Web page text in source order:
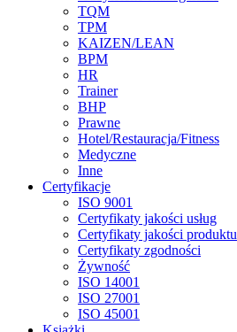
TQM
TPM
KAIZEN/LEAN
BPM
HR
Trainer
BHP
Prawne
Hotel/Restauracja/Fitness
Medyczne
Inne
Certyfikacje
ISO 9001
Certyfikaty jakości usług
Certyfikaty jakości produktu
Certyfikaty zgodności
Żywność
ISO 14001
ISO 27001
ISO 45001